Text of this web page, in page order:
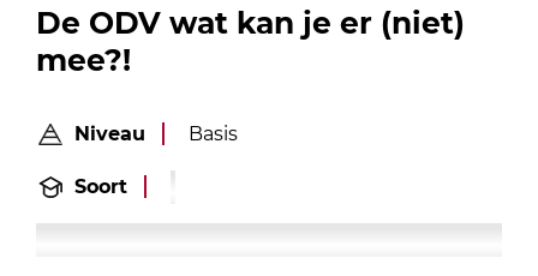
De ODV wat kan je er (niet)
mee?!
Niveau Basis
Soort